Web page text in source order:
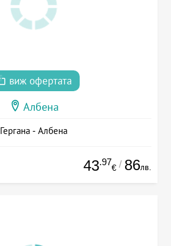
виж офертата
Албена
Гергана - Албена
43.97
€ / 86лв.